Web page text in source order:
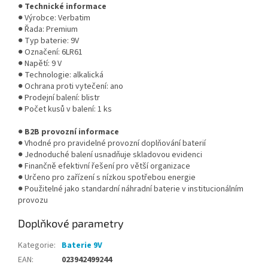
● Technické informace
● Výrobce: Verbatim
● Řada: Premium
● Typ baterie: 9V
● Označení: 6LR61
● Napětí: 9 V
● Technologie: alkalická
● Ochrana proti vytečení: ano
● Prodejní balení: blistr
● Počet kusů v balení: 1 ks
● B2B provozní informace
● Vhodné pro pravidelné provozní doplňování baterií
● Jednoduché balení usnadňuje skladovou evidenci
● Finančně efektivní řešení pro větší organizace
● Určeno pro zařízení s nízkou spotřebou energie
● Použitelné jako standardní náhradní baterie v institucionálním
provozu
Doplňkové parametry
Kategorie: Baterie 9V
EAN: 023942499244